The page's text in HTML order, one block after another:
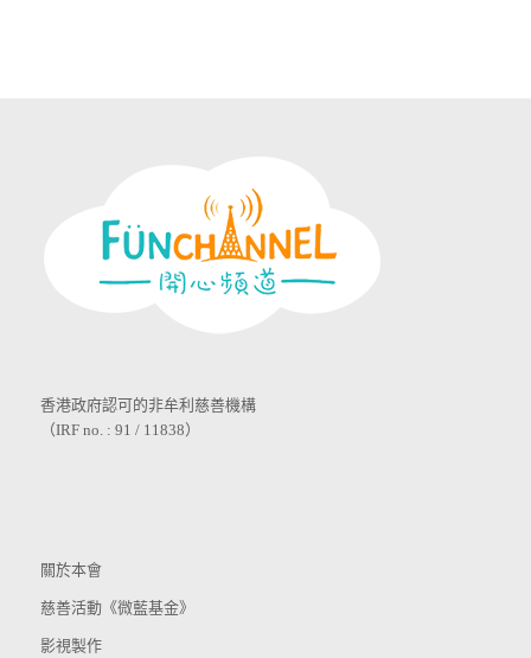
香港政府認可的非牟利慈善機構
（IRF no. : 91 / 11838）
關於本會
慈善活動《微藍基金》
影視製作